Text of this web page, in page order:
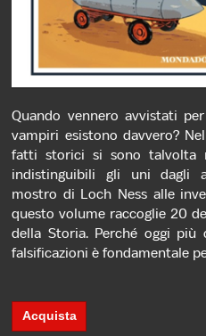
Quando vennero avvistati
vampiri esistono davvero?
fatti storici si sono talvolta
indistinguibili gli uni dagli
mostro di Loch Ness alle
questo volume raccoglie 20
della Storia. Perché oggi
falsificazioni è fondamentale
Acquista